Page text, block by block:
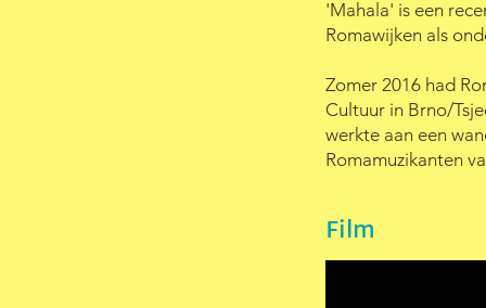
'Mahala' is een
Romawijken als
Zomer 2016 had
Cultuur in Brno/
werkte aan een
Romamuzikanten
Film